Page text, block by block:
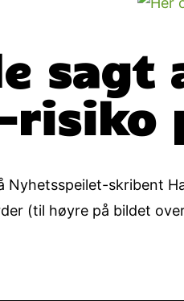
sagt
skribent
(til høyre på bildet